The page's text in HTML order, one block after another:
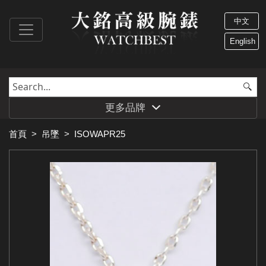
中文
English
更多品牌
首頁 > 吊墜 > ISOWAPR25